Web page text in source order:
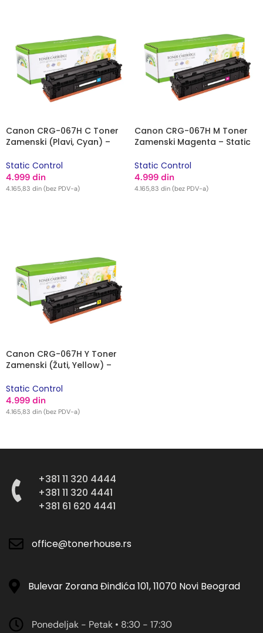
Canon CRG-067H C Toner
Zamenski (Plavi, Cyan) –
Static Control
4.999 din
4.165,83 din (bez PDV-a)
Canon CRG-067H M Toner
Zamenski Magenta – Static
Static Control
4.999 din
4.165,83 din (bez PDV-a)
Canon CRG-067H Y Toner
Zamenski (Žuti, Yellow) –
Static Control
4.999 din
4.165,83 din (bez PDV-a)
+381 11 320 4444
+381 11 320 4441
+381 61 620 4441
office@tonerhouse.rs
Bulevar Zorana Đinđića 101, 11070 Novi Beograd
Ponedeljak - Petak • 8:30 - 17:30